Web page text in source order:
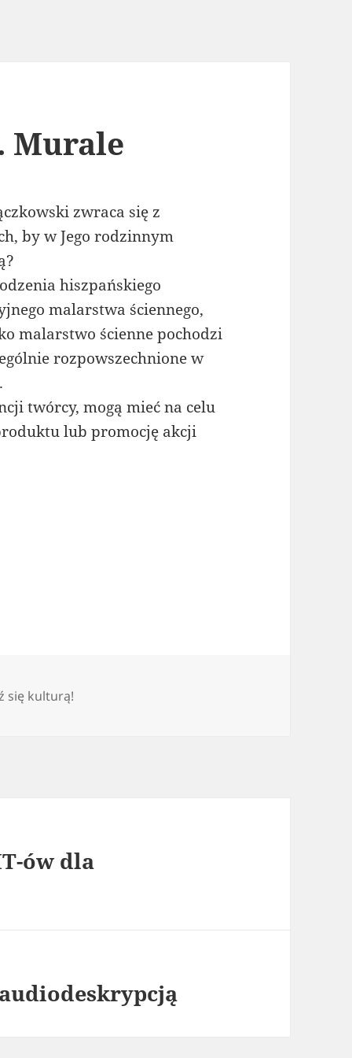
Murale
zwraca się z
by w Jego rodzinnym
hiszpańskiego
malarstwa ściennego,
malarstwo ścienne pochodzi
rozpowszechnione w
twórcy, mogą mieć na celu
lub promocję akcji
się kulturą!
ów dla